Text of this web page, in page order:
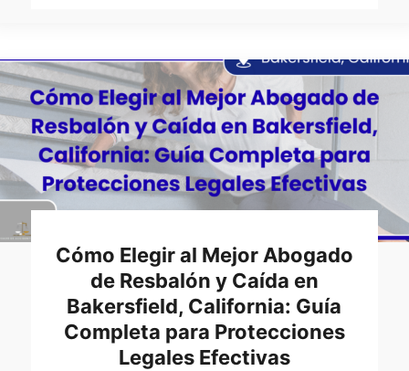
Cómo Elegir al Mejor Abogado
de Resbalón y Caída en
Bakersfield, California: Guía
Completa para Protecciones
Legales Efectivas